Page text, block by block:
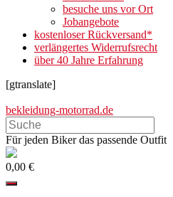
besuche uns vor Ort
Jobangebote
kostenloser Rückversand*
verlängertes Widerrufsrecht
über 40 Jahre Erfahrung
[gtranslate]
bekleidung-motorrad.de
Search
this
website
Für jeden Biker das passende Outfit
0,00 €